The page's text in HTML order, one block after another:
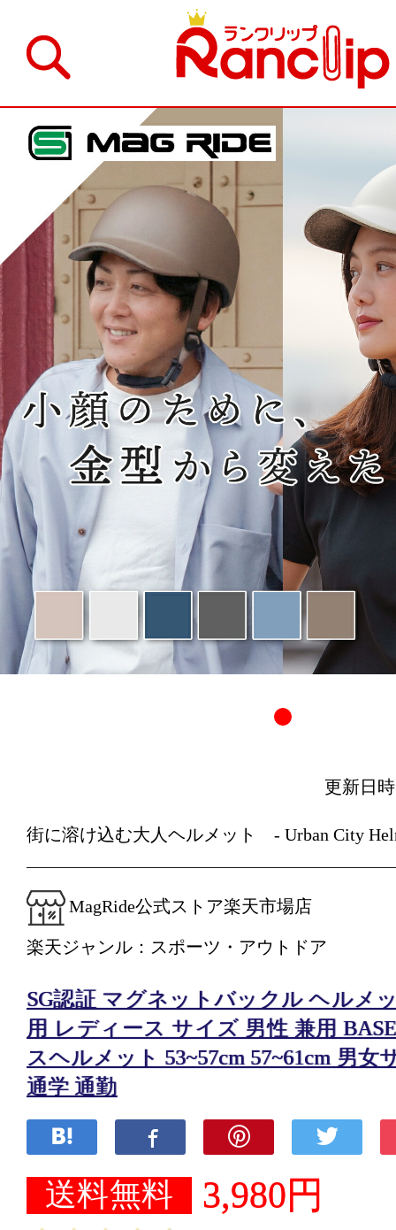
更新日
街に溶け込む大人ヘルメット - Urban City
MagRide公式ストア楽天市場店
楽天ジャンル：スポーツ・アウトドア
SG認証 マグネットバックル ヘルメ
用 レディース サイズ 男性 兼用
スヘルメット 53~57cm 57~61cm 男女
通学 通勤
送料無料 3,980円